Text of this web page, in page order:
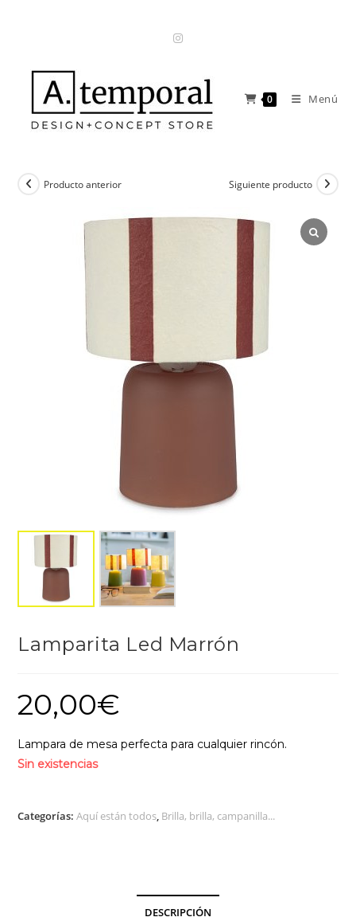
0 Menú
Producto anterior Siguiente producto
Lamparita Led Marrón
20,00€
Lampara de mesa perfecta para cualquier rincón.
Sin existencias
Categorías:Aquí están todos, Brilla, brilla, campanilla...
DESCRIPCIÓN